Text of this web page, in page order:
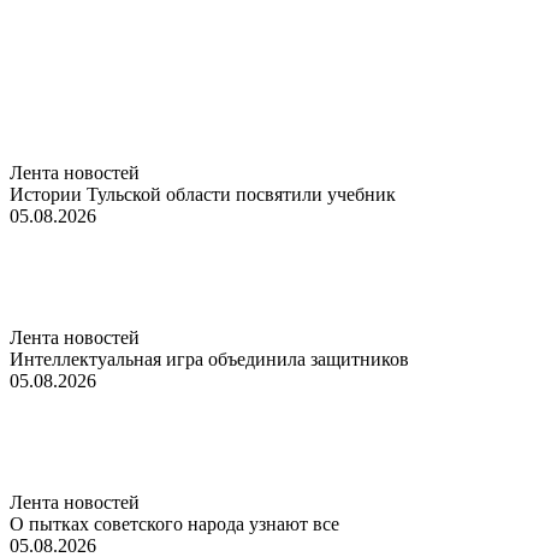
Лента новостей
Истории Тульской области посвятили учебник
05.08.2026
Лента новостей
Интеллектуальная игра объединила защитников
05.08.2026
Лента новостей
О пытках советского народа узнают все
05.08.2026